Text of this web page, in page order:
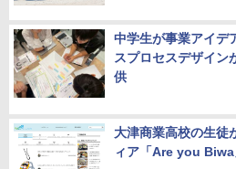
中学生が事業アイデ
スプロセスデザイン
供
大津商業高校の生徒
ィア「Are you Biwa